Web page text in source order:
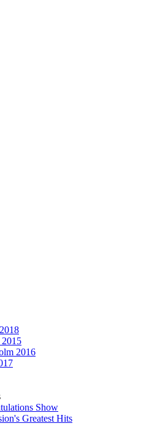
2016
Show
Greatest Hits